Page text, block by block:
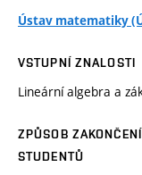
Ústav matematiky
VSTUPNÍ ZNALOSTI
Lineární algebra a
ZPŮSOB
STUDENTŮ